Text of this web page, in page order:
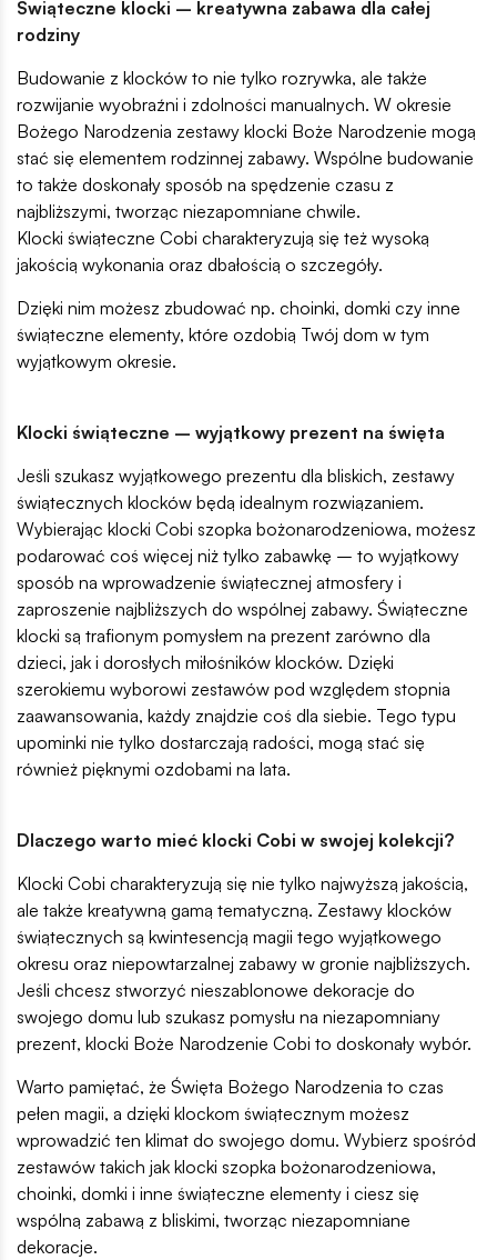
Świąteczne klocki – kreatywna zabawa dla całej
rodziny
Budowanie z klocków to nie tylko rozrywka, ale także
rozwijanie wyobraźni i zdolności manualnych. W okresie
Bożego Narodzenia zestawy klocki Boże Narodzenie mogą
stać się elementem rodzinnej zabawy. Wspólne budowanie
to także doskonały sposób na spędzenie czasu z
najbliższymi, tworząc niezapomniane chwile.
Klocki świąteczne Cobi charakteryzują się też wysoką
jakością wykonania oraz dbałością o szczegóły.
Dzięki nim możesz zbudować np. choinki, domki czy inne
świąteczne elementy, które ozdobią Twój dom w tym
wyjątkowym okresie.
Klocki świąteczne – wyjątkowy prezent na święta
Jeśli szukasz wyjątkowego prezentu dla bliskich, zestawy
świątecznych klocków będą idealnym rozwiązaniem.
Wybierając klocki Cobi szopka bożonarodzeniowa, możesz
podarować coś więcej niż tylko zabawkę – to wyjątkowy
sposób na wprowadzenie świątecznej atmosfery i
zaproszenie najbliższych do wspólnej zabawy. Świąteczne
klocki są trafionym pomysłem na prezent zarówno dla
dzieci, jak i dorosłych miłośników klocków. Dzięki
szerokiemu wyborowi zestawów pod względem stopnia
zaawansowania, każdy znajdzie coś dla siebie. Tego typu
upominki nie tylko dostarczają radości, mogą stać się
również pięknymi ozdobami na lata.
Dlaczego warto mieć klocki Cobi w swojej kolekcji?
Klocki Cobi charakteryzują się nie tylko najwyższą jakością,
ale także kreatywną gamą tematyczną. Zestawy klocków
świątecznych są kwintesencją magii tego wyjątkowego
okresu oraz niepowtarzalnej zabawy w gronie najbliższych.
Jeśli chcesz stworzyć nieszablonowe dekoracje do
swojego domu lub szukasz pomysłu na niezapomniany
prezent, klocki Boże Narodzenie Cobi to doskonały wybór.
Warto pamiętać, że Święta Bożego Narodzenia to czas
pełen magii, a dzięki klockom świątecznym możesz
wprowadzić ten klimat do swojego domu. Wybierz spośród
zestawów takich jak klocki szopka bożonarodzeniowa,
choinki, domki i inne świąteczne elementy i ciesz się
wspólną zabawą z bliskimi, tworząc niezapomniane
dekoracje.